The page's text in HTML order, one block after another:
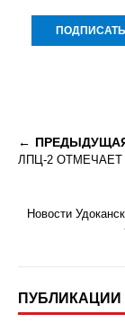
ЛПЦ-2
Новости
ПУБЛИКАЦИИ